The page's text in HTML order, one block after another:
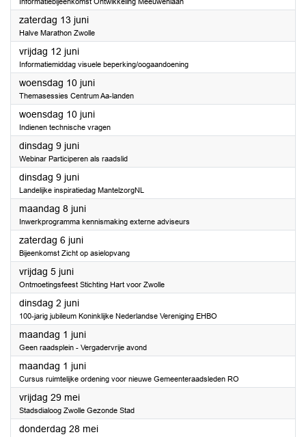
zaterdag 13 juni2026
Halve Marathon Zwolle
vrijdag 12 juni2026
Informatiemiddag visuele beperking/oogaandoening
woensdag 10 juni2026
Themasessies Centrum Aa-landen
woensdag 10 juni2026
Indienen technische vragen
dinsdag 9 juni2026
Webinar Participeren als raadslid
dinsdag 9 juni2026
Landelijke inspiratiedag MantelzorgNL
maandag 8 juni2026
Inwerkprogramma kennismaking externe adviseurs
zaterdag 6 juni2026
Bijeenkomst Zicht op asielopvang
vrijdag 5 juni2026
Ontmoetingsfeest Stichting Hart voor Zwolle
dinsdag 2 juni2026
100-jarig jubileum Koninklijke Nederlandse Vereniging EHBO
maandag 1 juni2026
Geen raadsplein - Vergadervrije avond
maandag 1 juni2026
Cursus ruimtelijke ordening voor nieuwe Gemeenteraadsleden RO
vrijdag 29 mei2026
Stadsdialoog Zwolle Gezonde Stad
donderdag 28 mei2026